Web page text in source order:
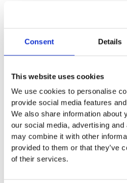
Consent Details
This website uses cookies
We use cookies to personalise
provide social media features
We also share information about
our social media, advertising
may combine it with other
provided to them or that they’ve
of their services.
Beklädnaden av trä från AB Karl
28 mm.
Kortsidor 2500 mm höga på
2 st Fasta fotbollsmål
2 st Basketkorgar ovan
Markskruvar till sargen
512 000:-
Lägg till i